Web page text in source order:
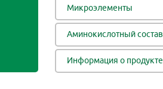
Микроэлементы
Аминокислотный состав
Информация о продукте